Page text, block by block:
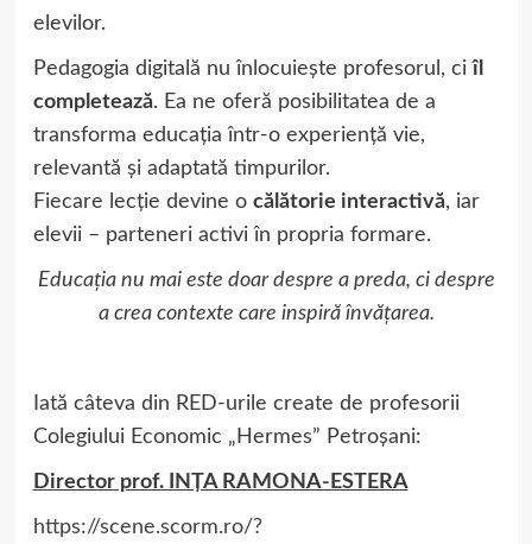
elevilor.
Pedagogia digitală nu înlocuiește profesorul, ciîl
completează. Ea ne oferă posibilitatea de a
transforma educația într-o experiență vie,
relevantă și adaptată timpurilor.
Fiecare lecție devine o călătorie interactivă, iar
elevii – parteneri activi în propria formare.
Educația nu mai este doar despre a preda, ci despre
a crea contexte care inspiră învățarea.
Iată câteva din RED-urile create de profesorii
Colegiului Economic „Hermes” Petroșani:
Director prof. INȚA RAMONA-ESTERA
https://scene.scorm.ro/?